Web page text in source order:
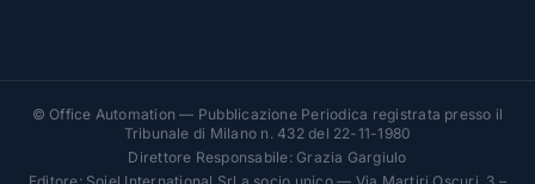
© Office Automation — Pubblicazione Periodica registrata presso il
Tribunale di Milano n. 432 del 22-11-1980
Direttore Responsabile: Grazia Gargiulo